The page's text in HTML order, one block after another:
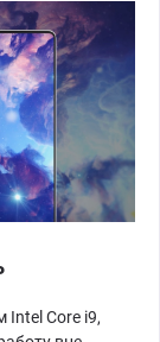
Core i9,